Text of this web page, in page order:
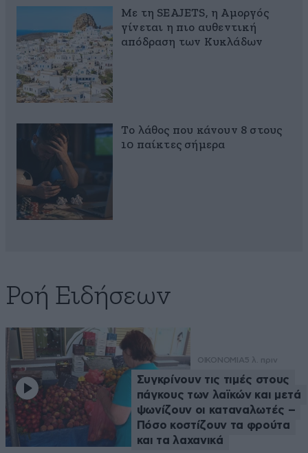
Με τη SEAJETS, η Αμοργός
γίνεται η πιο αυθεντική
απόδραση των Κυκλάδων
Το λάθος που κάνουν 8 στους
10 παίκτες σήμερα
Ροή Ειδήσεων
ΟΙΚΟΝΟΜΙΑ5 λ. πριν
Συγκρίνουν τις τιμές στους
πάγκους των λαϊκών και μετά
ψωνίζουν οι καταναλωτές –
Πόσο κοστίζουν τα φρούτα
και τα λαχανικά